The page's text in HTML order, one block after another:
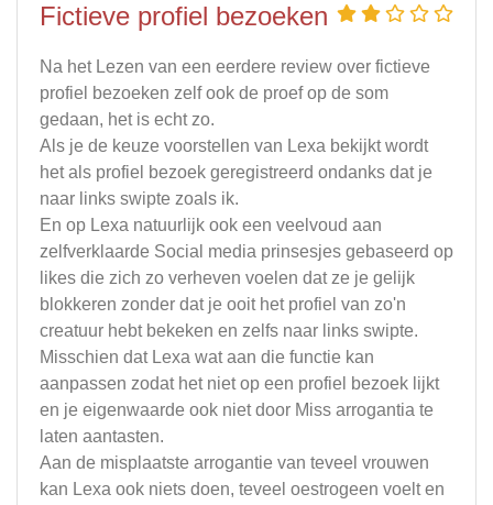
Fictieve profiel bezoeken
Na het Lezen van een eerdere review over fictieve
profiel bezoeken zelf ook de proef op de som
gedaan, het is echt zo.
Als je de keuze voorstellen van Lexa bekijkt wordt
het als profiel bezoek geregistreerd ondanks dat je
naar links swipte zoals ik.
En op Lexa natuurlijk ook een veelvoud aan
zelfverklaarde Social media prinsesjes gebaseerd op
likes die zich zo verheven voelen dat ze je gelijk
blokkeren zonder dat je ooit het profiel van zo'n
creatuur hebt bekeken en zelfs naar links swipte.
Misschien dat Lexa wat aan die functie kan
aanpassen zodat het niet op een profiel bezoek lijkt
en je eigenwaarde ook niet door Miss arrogantia te
laten aantasten.
Aan de misplaatste arrogantie van teveel vrouwen
kan Lexa ook niets doen, teveel oestrogeen voelt en